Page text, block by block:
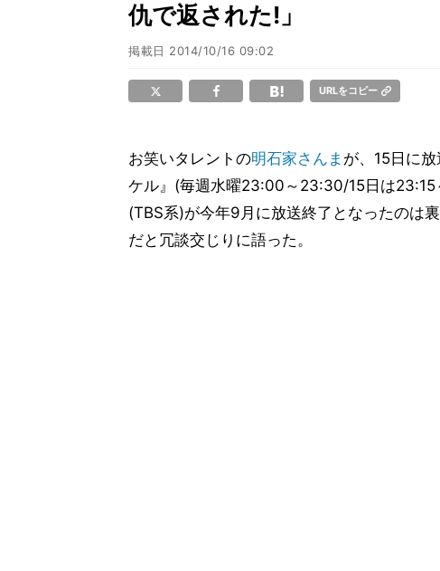
仇で返された!」
掲載日 2014/10/16 09:02
URLをコピー
お笑いタレントの明石家さんま が、15日に
ケル』(毎週水曜23:00～23:30/15日は23:15
(TBS系)が今年9月に放送終了となったのは
だと冗談交じりに語った。